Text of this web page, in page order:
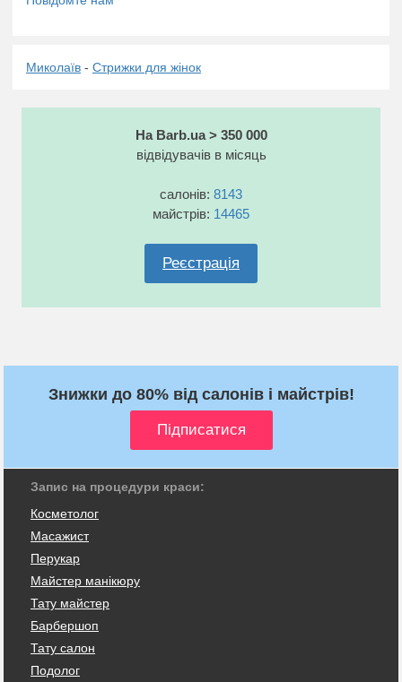
Миколаїв - Стрижки для жінок
На Barb.ua > 350 000
відвідувачів в місяць
салонів: 8143
майстрів: 14465
Реєстрація
Знижки до 80% від салонів і майстрів!
Запис на процедури краси:
Косметолог
Масажист
Перукар
Майстер манікюру
Тату майстер
Барбершоп
Тату салон
Подолог